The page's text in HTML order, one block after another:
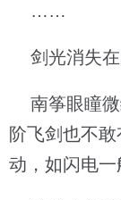
……
剑光消失在
南筝眼瞳微
阶飞剑也不
动，如闪电一